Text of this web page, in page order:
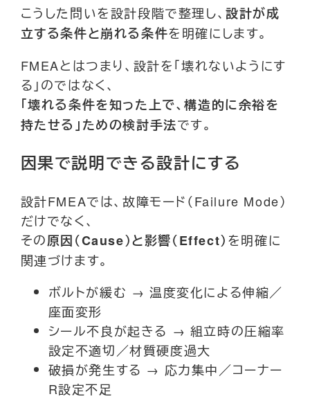
こうした問いを設計段階で整理し、設計が成
立する条件と崩れる条件を明確にします。
FMEAとはつまり、設計を「壊れないようにす
る」のではなく、
「壊れる条件を知った上で、構造的に余裕を
持たせる」ための検討手法です。
因果で説明できる設計にする
設計FMEAでは、故障モード（Failure Mode）
だけでなく、
その原因（Cause）と影響（Effect）を明確に
関連づけます。
ボルトが緩む → 温度変化による伸縮／
座面変形
シール不良が起きる → 組立時の圧縮率
設定不適切／材質硬度過大
破損が発生する → 応力集中／コーナー
R設定不足